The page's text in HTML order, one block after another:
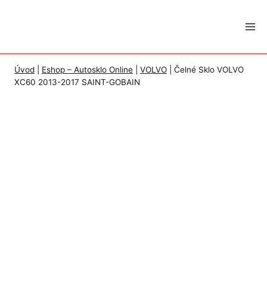
Úvod Eshop – Autosklo Online VOLVO
Čelné Sklo VOLVO
XC60 2013-2017 SAINT-GOBAIN